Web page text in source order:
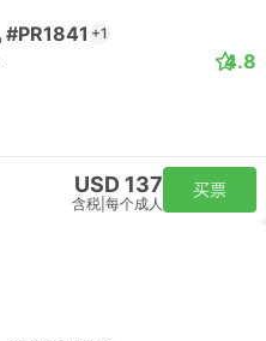
#PR1841 +1
4.8
USD 137
含税 每个成人
买票